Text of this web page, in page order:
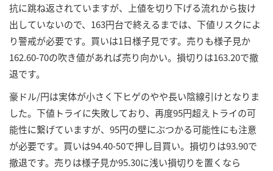
抗に跳ね返されていますが、上値を切り下げる流れから抜け
出していないので、163円台で終えるまでは、下値リスクによ
り警戒が必要です。買いは1日様子見です。売りも様子見か
162.60-70の吹き値があれば売り向かい。損切りは163.20で撤
退です。
豪ドル/円は実体が小さく下ヒゲのやや長い陰線引けとなりま
した。下値トライに失敗しており、再度95円超えトライの可
能性に繋げていますが、95円の壁にぶつかる可能性にも注意
が必要です。買いは94.40-50で押し目買い。損切りは93.90で
撤退です。売りは様子見か95.30に浅い損切りを置くなら